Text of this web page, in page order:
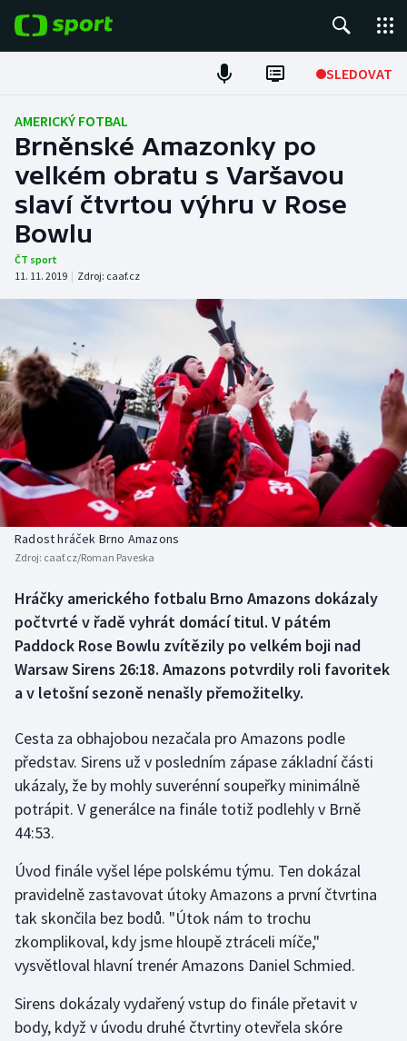
SLEDOVAT
Fotbal
Hokej
Tenis
Atletika
Americký fotbal
Baseball a softbal
Basketbal
Biatlon
Boby a skeleton
Box
Curling
Dostihy
Futsal
Golf
Házená
Jezdectví
Krasobruslení
NEPŘEHLÉDNĚTE
Historické návraty
Aplikace ČT sport
AZ kvíz
AMERICKÝ FOTBAL
Brněnské Amazonky po
velkém obratu s Varšavou
slaví čtvrtou výhru v Rose
Bowlu
ČT sport
11. 11. 2019 | Zdroj: caaf.cz
Radost hráček Brno Amazons
Zdroj: caaf.cz/Roman Paveska
Hráčky amerického fotbalu Brno Amazons dokázaly
počtvrté v řadě vyhrát domácí titul. V pátém
Paddock Rose Bowlu zvítězily po velkém boji nad
Warsaw Sirens 26:18. Amazons potvrdily roli favoritek
a v letošní sezoně nenašly přemožitelky.
Cesta za obhajobou nezačala pro Amazons podle
představ. Sirens už v posledním zápase základní části
ukázaly, že by mohly suverénní soupeřky minimálně
potrápit. V generálce na finále totiž podlehly v Brně
44:53.
Úvod finále vyšel lépe polskému týmu. Ten dokázal
pravidelně zastavovat útoky Amazons a první čtvrtina
tak skončila bez bodů. "Útok nám to trochu
zkomplikoval, kdy jsme hloupě ztráceli míče,"
vysvětloval hlavní trenér Amazons Daniel Schmied.
Sirens dokázaly vydařený vstup do finále přetavit v
body, když v úvodu druhé čtvrtiny otevřela skóre